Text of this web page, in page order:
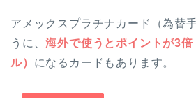
アメックスプラチナカード（為替
うに、海外で使うとポイントが3
ル） になるカードもあります。